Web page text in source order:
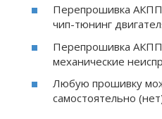
Перепрошивка АКПП
чип-тюнинг
Перепрошивка
механические
Любую прошивку
самостоятельно